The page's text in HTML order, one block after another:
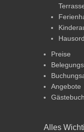
Preise
Angebote
Gästebuch
Alles